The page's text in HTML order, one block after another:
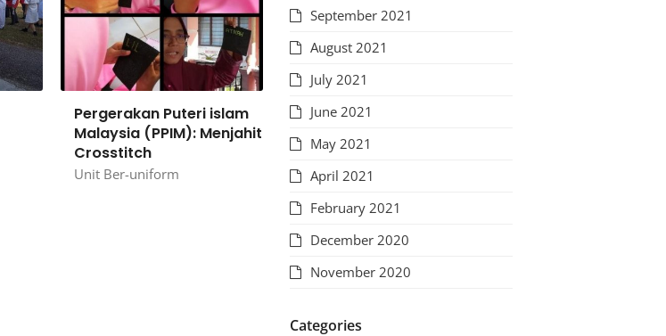
Pergerakan Puteri islam
Malaysia (PPIM): Menjahit
Crosstitch
Unit Ber-uniform
September 2021
August 2021
July 2021
June 2021
May 2021
April 2021
February 2021
December 2020
November 2020
Categories